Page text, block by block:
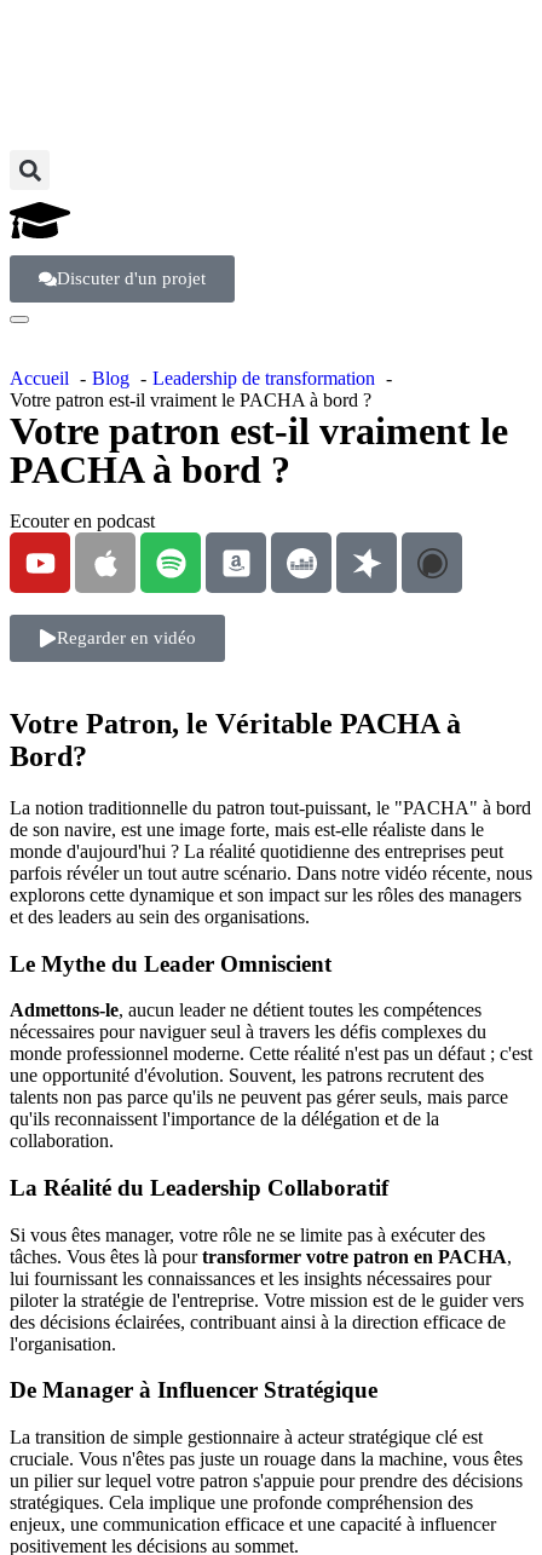
Discuter d'un projet
Accueil Blog
Leadership de transformation
Votre patron est-il vraiment le PACHA à bord ?
Votre patron est-il vraiment le
PACHA à bord ?
Ecouter en podcast
Regarder en vidéo
Votre Patron, le Véritable PACHA à
Bord?
La notion traditionnelle du patron tout-puissant, le "PACHA" à bord
de son navire, est une image forte, mais est-elle réaliste dans le
monde d'aujourd'hui ? La réalité quotidienne des entreprises peut
parfois révéler un tout autre scénario. Dans notre vidéo récente, nous
explorons cette dynamique et son impact sur les rôles des managers
et des leaders au sein des organisations.
Le Mythe du Leader Omniscient
Admettons-le, aucun leader ne détient toutes les compétences
nécessaires pour naviguer seul à travers les défis complexes du
monde professionnel moderne. Cette réalité n'est pas un défaut ; c'est
une opportunité d'évolution. Souvent, les patrons recrutent des
talents non pas parce qu'ils ne peuvent pas gérer seuls, mais parce
qu'ils reconnaissent l'importance de la délégation et de la
collaboration.
La Réalité du Leadership Collaboratif
Si vous êtes manager, votre rôle ne se limite pas à exécuter des
tâches. Vous êtes là pourtransformer votre patron en PACHA,
lui fournissant les connaissances et les insights nécessaires pour
piloter la stratégie de l'entreprise. Votre mission est de le guider vers
des décisions éclairées, contribuant ainsi à la direction efficace de
l'organisation.
De Manager à Influencer Stratégique
La transition de simple gestionnaire à acteur stratégique clé est
cruciale. Vous n'êtes pas juste un rouage dans la machine, vous êtes
un pilier sur lequel votre patron s'appuie pour prendre des décisions
stratégiques. Cela implique une profonde compréhension des
enjeux, une communication efficace et une capacité à influencer
positivement les décisions au sommet.